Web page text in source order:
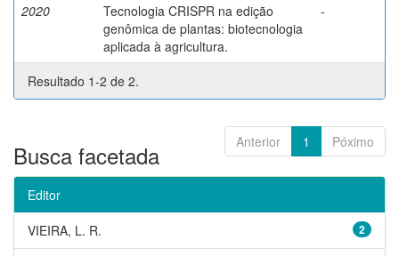
2020
Tecnologia CRISPR na edição
genômica de plantas: biotecnologia
aplicada à agricultura.
-
Resultado 1-2 de 2.
Anterior 1 Póximo
Busca facetada
Editor
2
VIEIRA, L. R.